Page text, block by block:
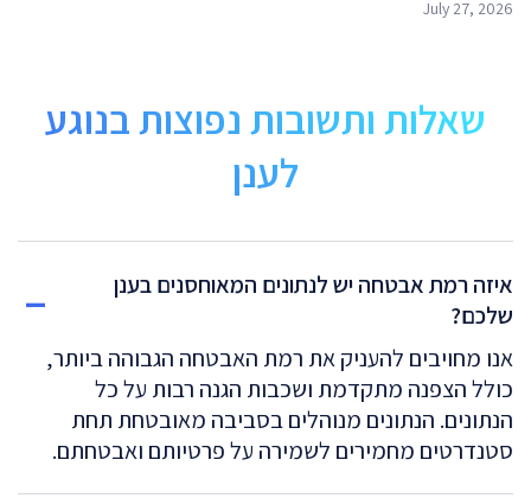
July 27, 2026
שאלות ותשובות נפוצות בנוגע
לענן
איזה רמת אבטחה יש לנתונים המאוחסנים בענן
שלכם?
אנו מחויבים להעניק את רמת האבטחה הגבוהה ביותר,
כולל הצפנה מתקדמת ושכבות הגנה רבות על כל
הנתונים. הנתונים מנוהלים בסביבה מאובטחת תחת
סטנדרטים מחמירים לשמירה על פרטיותם ואבטחתם.